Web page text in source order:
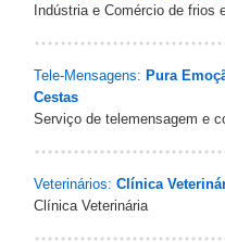
Indústria e Comércio de frios
Tele-Mensagens: Pura
Cestas‎
Serviço de telemensagem e
Veterinários: Clínica
Clínica Veterinária